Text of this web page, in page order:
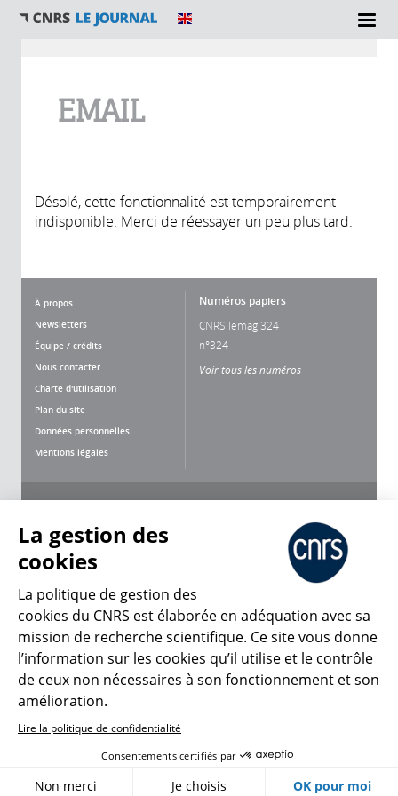
EMAIL
Désolé, cette fonctionnalité est temporairement
indisponible. Merci de réessayer un peu plus tard.
À propos
Newsletters
Équipe / crédits
Nous contacter
Charte d'utilisation
Plan du site
Données personnelles
Mentions légales
Numéros papiers
CNRS lemag 324
n°324
Voir tous les numéros
CNRS Le Mag
© 2026, CNRS
Créer un compte Se connecter
Gestion des cookies
La gestion des
cookies
La politique de gestion des
cookies du CNRS est élaborée en adéquation avec sa
mission de recherche scientifique. Ce site vous donne
l’information sur les cookies qu’il utilise et le contrôle
de ceux non nécessaires à son fonctionnement et son
amélioration.
Lire la politique de confidentialité
Consentements certifiés par
Non merci Je choisis OK pour moi